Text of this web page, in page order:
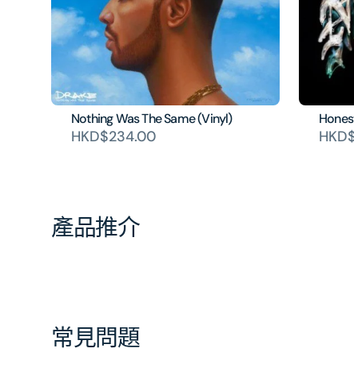
Nothing Was The Same (Vinyl)
HKD$234.00
產品推介
常見問題